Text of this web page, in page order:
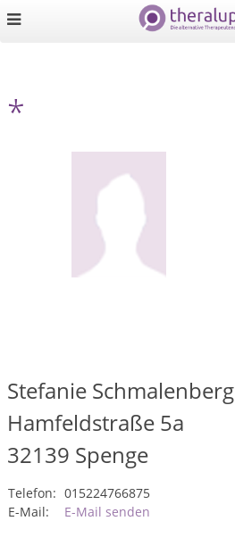
*
Stefanie Schmalenberg
Hamfeldstraße 5a
32139 Spenge
Telefon: 015224766875
E-Mail:
E-Mail senden